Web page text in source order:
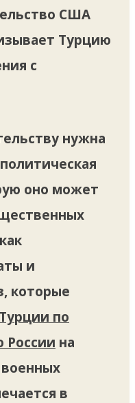
США
Турцию
с
нужна
оно может
и
которые
по
России на
в